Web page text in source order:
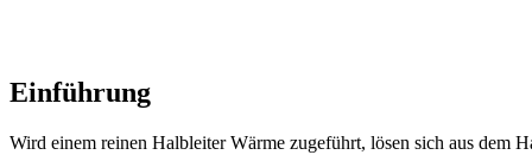
Einführung
Wird einem reinen Halbleiter Wärme zugeführt, lösen sich aus dem